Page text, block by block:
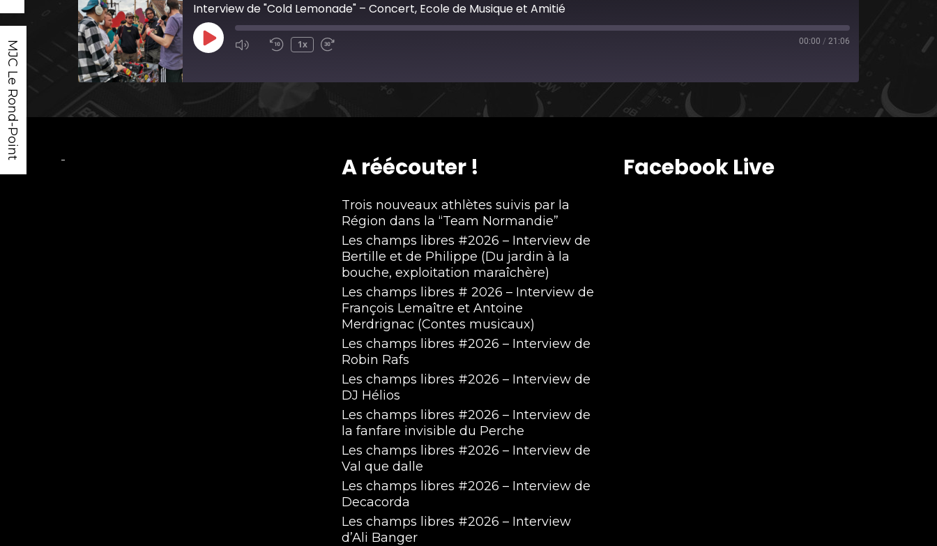
Interview de "Cold Lemonade" – Concert, Ecole de Musique et Amitié
Play
1x 00:00 / 21:06
- A réécouter !
Trois nouveaux athlètes suivis par la
Région dans la “Team Normandie”
Les champs libres #2026 – Interview de
Bertille et de Philippe (Du jardin à la
bouche, exploitation maraîchère)
Les champs libres # 2026 – Interview de
François Lemaître et Antoine
Merdrignac (Contes musicaux)
Les champs libres #2026 – Interview de
Robin Rafs
Les champs libres #2026 – Interview de
DJ Hélios
Les champs libres #2026 – Interview de
la fanfare invisible du Perche
Les champs libres #2026 – Interview de
Val que dalle
Les champs libres #2026 – Interview de
Decacorda
Les champs libres #2026 – Interview
d’Ali Banger
Facebook Live
MJC Le Rond-Point